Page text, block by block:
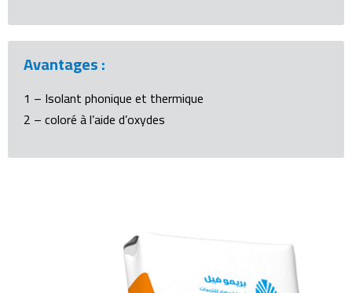
Avantages :
1 – Isolant phonique et thermique
2 – coloré à l’aide d’oxydes